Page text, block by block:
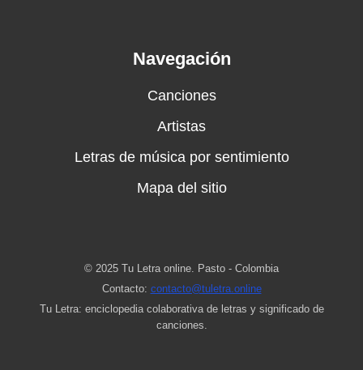
Navegación
Canciones
Artistas
Letras de música por sentimiento
Mapa del sitio
© 2025 Tu Letra online. Pasto - Colombia
Contacto: contacto@tuletra.online
Tu Letra: enciclopedia colaborativa de letras y significado de
canciones.